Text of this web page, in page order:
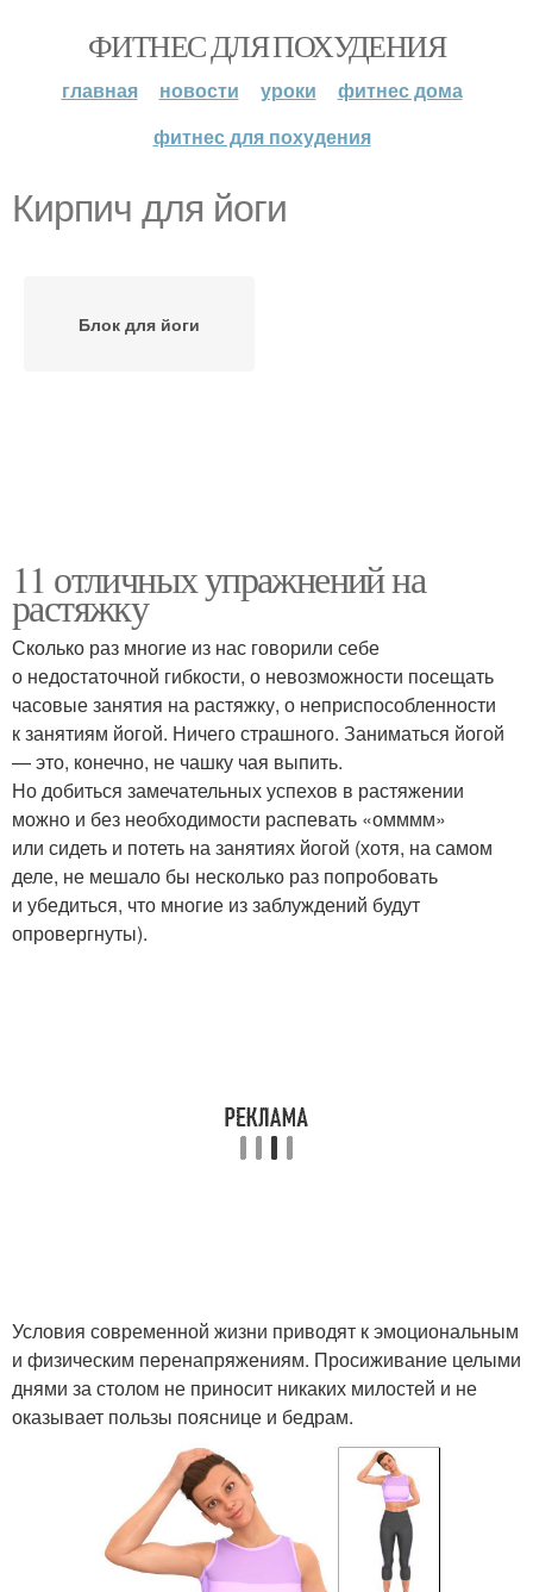
ФИТНЕС ДЛЯ ПОХУДЕНИЯ
главная новости уроки
фитнес дома
фитнес для похудения
Кирпич для йоги
Блок для йоги
11 отличных упражнений на
растяжку
Сколько раз многие из нас говорили себе
о недостаточной гибкости, о невозможности посещать
часовые занятия на растяжку, о неприспособленности
к занятиям йогой. Ничего страшного. Заниматься йогой
— это, конечно, не чашку чая выпить.
Но добиться замечательных успехов в растяжении
можно и без необходимости распевать «омммм»
или сидеть и потеть на занятиях йогой (хотя, на самом
деле, не мешало бы несколько раз попробовать
и убедиться, что многие из заблуждений будут
опровергнуты).
Условия современной жизни приводят к эмоциональным
и физическим перенапряжениям. Просиживание целыми
днями за столом не приносит никаких милостей и не
оказывает пользы пояснице и бедрам.